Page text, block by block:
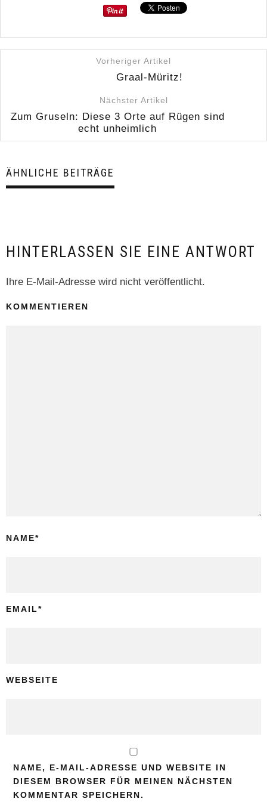
Vorheriger Artikel
Graal-Müritz!
Nächster Artikel
Zum Gruseln: Diese 3 Orte auf Rügen sind
echt unheimlich
ÄHNLICHE BEITRÄGE
HINTERLASSEN SIE EINE ANTWORT
Ihre E-Mail-Adresse wird nicht veröffentlicht.
KOMMENTIEREN
NAME*
EMAIL*
WEBSEITE
NAME, E-MAIL-ADRESSE UND WEBSITE IN
DIESEM BROWSER FÜR MEINEN NÄCHSTEN
KOMMENTAR SPEICHERN.